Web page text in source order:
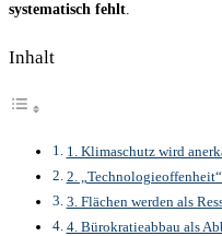
systematisch fehlt.
Inhalt
1. Klimaschutz wird
2.
3. Flächen werden als
4. Bürokratieabbau als